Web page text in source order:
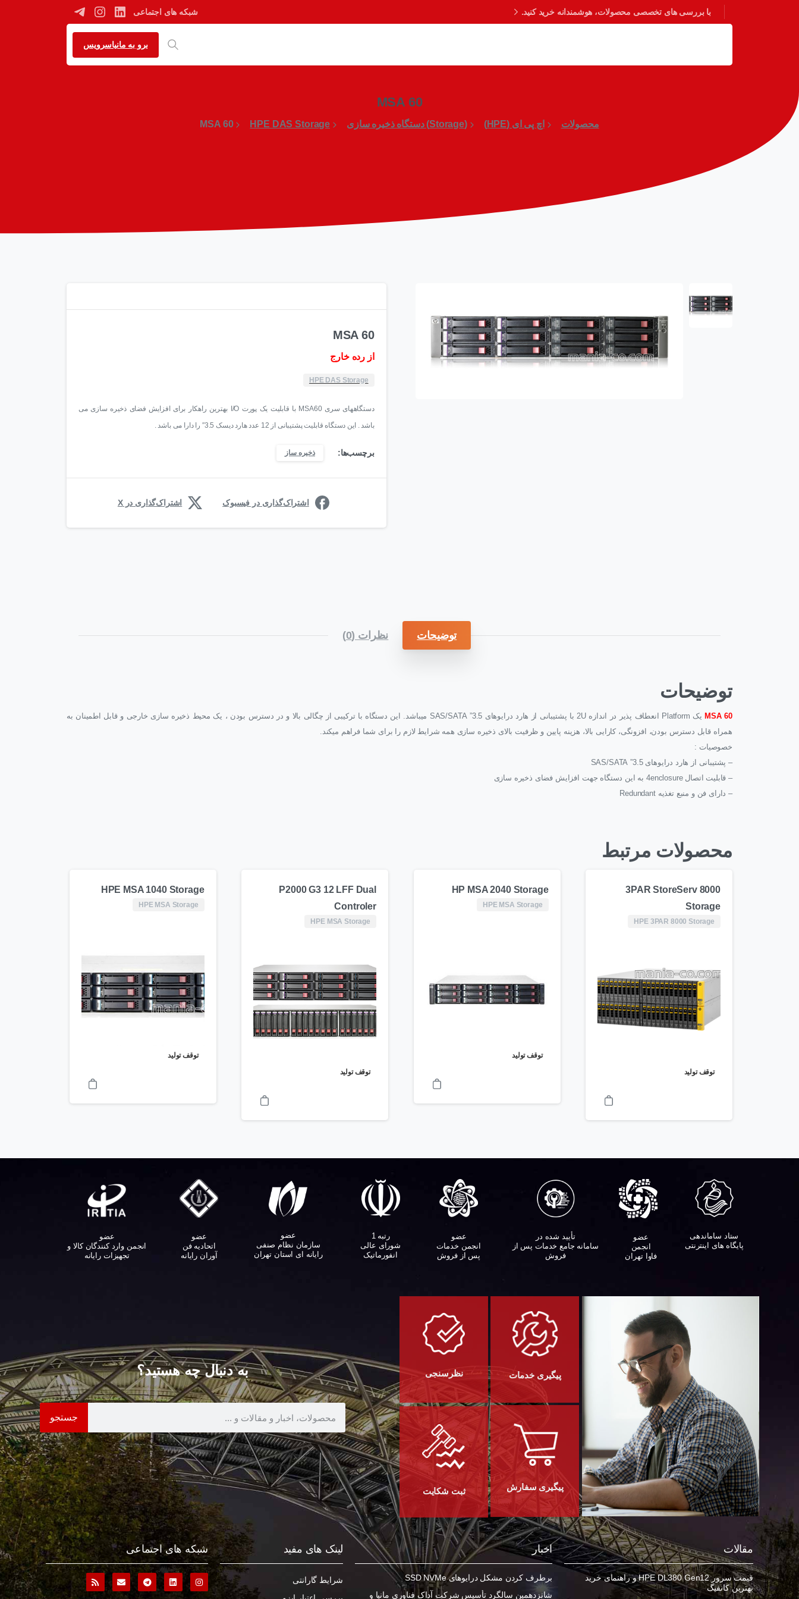
با بررسی های تخصصی محصولات، هوشمندانه خرید کنید. شبکه های اجتماعی
برو به مانیاسرویس
MSA 60
محصولات اچ پی ای (HPE) (Storage) دستگاه ذخیره سازی HPE DAS Storage
MSA 60
MSA 60
از رده خارج
HPE DAS Storage
دستگاههای سری MSA60 با قابلیت یک پورت I/O بهترین راهکار برای افزایش فضای ذخیره سازی می
باشد . این دستگاه قابلیت پشتیبانی از 12 عدد هارد دیسک 3.5″ را دارا می باشد .
برچسب‌ها: ذخیره ساز
اشتراک‌گذاری در فیسبوک اشتراک‌گذاری در X
توضیحات نظرات (0)
توضیحات
MSA 60
یک Platform انعطاف پذیر در اندازه 2U با پشتیبانی از هارد درایوهای 3.5” SAS/SATA میباشد. این دستگاه با ترکیبی از چگالی بالا و در دسترس بودن ، یک محیط ذخیره سازی خارجی و قابل اطمینان به
همراه قابل دسترس بودن، افزونگی، کارایی بالا، هزینه پایین و ظرفیت بالای ذخیره سازی همه شرایط لازم را برای شما فراهم میکند.
خصوصیات :
– پشتیبانی از هارد درایوهای 3.5” SAS/SATA
– قابلیت اتصال 4enclosure به این دستگاه جهت افزایش فضای ذخیره سازی
– دارای فن و منبع تغذیه Redundant
محصولات مرتبط
3PAR StoreServ 8000
Storage
HPE 3PAR 8000 Storage
توقف تولید
HP MSA 2040 Storage
HPE MSA Storage
توقف تولید
P2000 G3 12 LFF Dual
Controler
HPE MSA Storage
توقف تولید
HPE MSA 1040 Storage
HPE MSA Storage
توقف تولید
ستاد ساماندهی
پایگاه های اینترنتی
عضو
انجمن
فاوا تهران
تأیید شده در
سامانه جامع خدمات پس از
فروش
عضو
انجمن خدمات
پس از فروش
رتبه 1
شورای عالی
انفورماتیک
عضو
سازمان نظام صنفی
رایانه ای استان تهران
عضو
اتحادیه فن
آوران رایانه
عضو
انجمن وارد کنندگان کالا و
تجهیزات رایانه‌
پیگیری خدمات نظرسنجی
پیگیری سفارش ثبت شکایت
به دنبال چه هستید؟
جستجو
مقالات
قیمت سرور HPE DL380 Gen12 و راهنمای خرید
بهترین کانفیگ
اخبار
برطرف کردن مشکل درایوهای SSD NVMe
شانزدهمین سالگرد تأسیس شرکت آداک فناوری مانیا و
لینک های مفید
شرایط گارانتی
شبکه های اجتماعی